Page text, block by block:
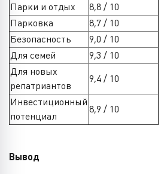
Парки и отдых
8,8 / 10
Парковка
8,7 / 10
Безопасность
9,0 / 10
Для семей
9,3 / 10
Для новых
репатриантов
9,4 / 10
Инвестиционный
потенциал
8,9 / 10
Вывод